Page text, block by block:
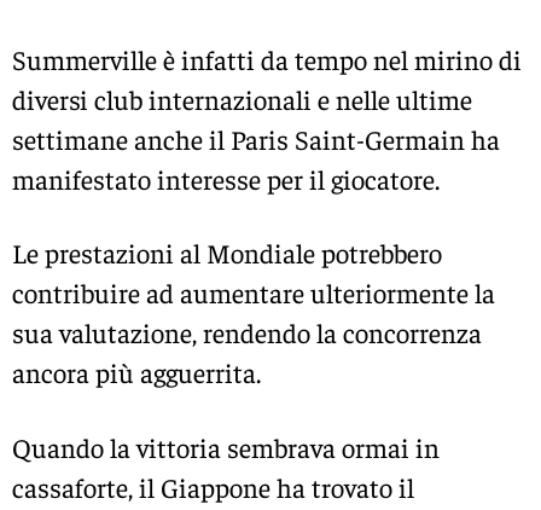
Summerville è infatti da tempo nel mirino di
diversi club internazionali e nelle ultime
settimane anche il Paris Saint-Germain ha
manifestato interesse per il giocatore.
Le prestazioni al Mondiale potrebbero
contribuire ad aumentare ulteriormente la
sua valutazione, rendendo la concorrenza
ancora più agguerrita.
Quando la vittoria sembrava ormai in
cassaforte, il Giappone ha trovato il